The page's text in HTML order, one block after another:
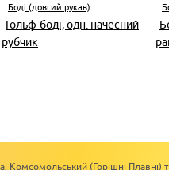
Боді (довгий рукав)
Гольф-боді, одн. начесний
рубчик
Комсомольський (Горішні Плавні)